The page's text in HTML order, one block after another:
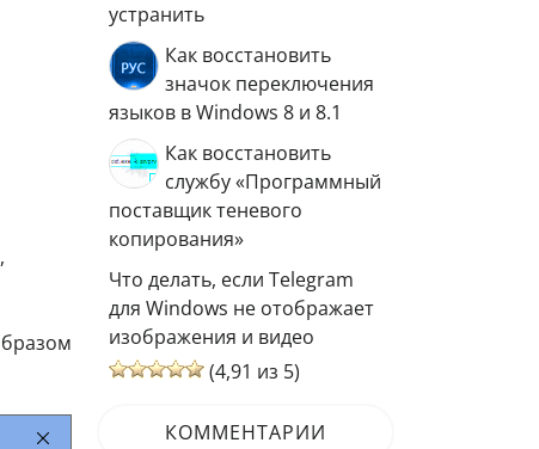
устранить
Как восстановить
значок переключения
языков в Windows 8 и 8.1
Как восстановить
службу «Программный
поставщик теневого
копирования»
Что делать, если Telegram
для Windows не отображает
изображения и видео
(4,91 из 5)
КОММЕНТАРИИ